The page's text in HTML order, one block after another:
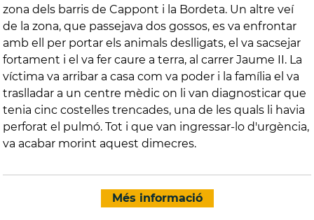
zona dels barris de Cappont i la Bordeta. Un altre veí
de la zona, que passejava dos gossos, es va enfrontar
amb ell per portar els animals deslligats, el va sacsejar
fortament i el va fer caure a terra, al carrer Jaume II. La
víctima va arribar a casa com va poder i la família el va
traslladar a un centre mèdic on li van diagnosticar que
tenia cinc costelles trencades, una de les quals li havia
perforat el pulmó. Tot i que van ingressar-lo d'urgència,
va acabar morint aquest dimecres.
Més informació